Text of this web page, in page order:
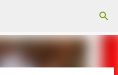
content